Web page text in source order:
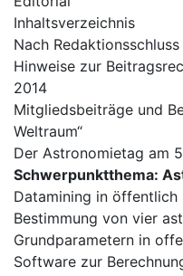
Inhaltsverzeichnis
Nach Redaktionsschluss
Hinweise zur
2014
Mitgliedsbeiträge und
Weltraum“
Der Astronomietag am
Schwerpunktthema:
Datamining in öffentlich
Bestimmung von vier
Grundparametern in
Software zur